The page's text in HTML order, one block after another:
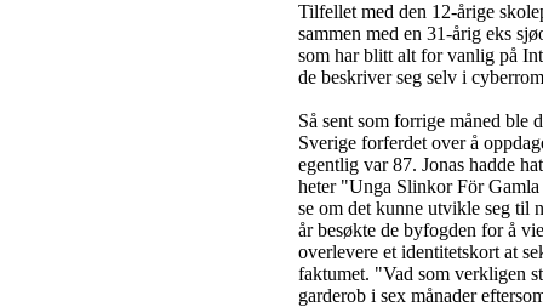
Tilfellet med den 12-årige
sammen med en 31-årig eks
som har blitt alt for vanlig på
de beskriver seg selv i
Så sent som forrige måned ble
Sverige forferdet over å
egentlig var 87. Jonas hadde
heter "Unga Slinkor För
se om det kunne utvikle seg til
år besøkte de byfogden for å
overlevere et identitetskort at
faktumet. "Vad som verkligen
garderob i sex månader